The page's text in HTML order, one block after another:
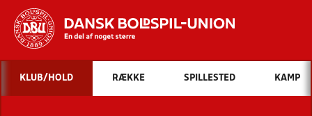
Hvad vil du søge efter?
INDHOLD OG NYHEDER
KLUB/HOLD RÆKKE SPILLESTED KAMP